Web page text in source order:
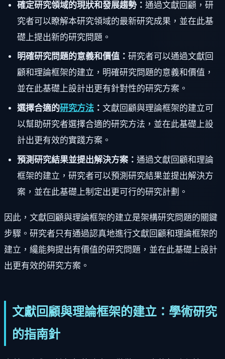
確定研究領域的現狀和發展趨勢： 通過文獻回顧，研
究者可以瞭解本研究領域的最新研究成果，並在此基
礎上提出新的研究問題。
明確研究問題的意義和價值： 研究者可以通過文獻回
顧和理論框架的建立，明確研究問題的意義和價值，
並在此基礎上設計出更有針對性的研究方案。
選擇合適的研究方法： 文獻回顧與理論框架的建立可
以幫助研究者選擇合適的研究方法，並在此基礎上設
計出更有效的實踐方案。
預測研究結果並提出解決方案： 通過文獻回顧和理論
框架的建立，研究者可以預測研究結果並提出解決方
案，並在此基礎上制定出更可行的研究計劃。
因此，文獻回顧與理論框架的建立是架構研究問題的關鍵
步驟。研究者只有通過認真地進行文獻回顧和理論框架的
建立，纔能夠提出有價值的研究問題，並在此基礎上設計
出更有效的研究方案。
文獻回顧與理論框架的建立：學術研究
的指南針